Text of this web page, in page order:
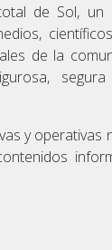
de Sol, un
de la
segura
y operativas